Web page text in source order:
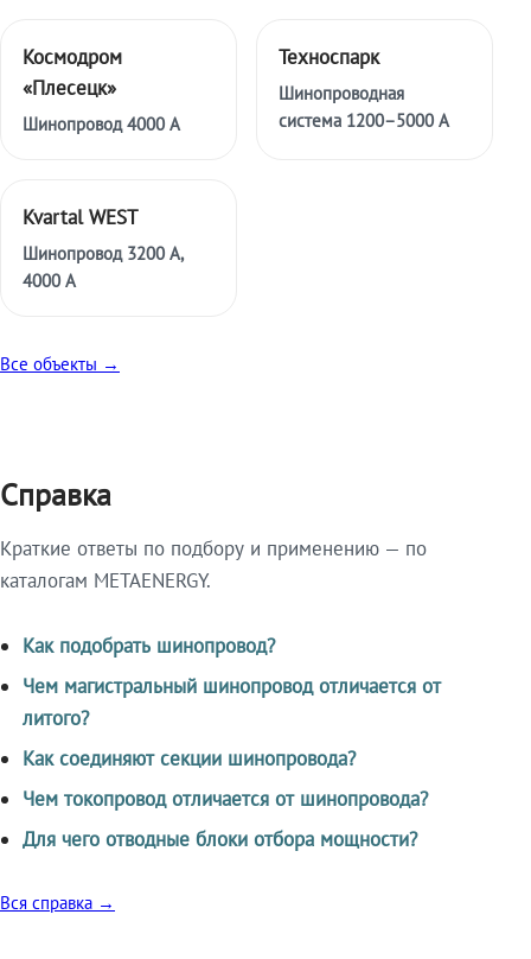
Космодром
«Плесецк»
Шинопровод 4000 А
Техноспарк
Шинопроводная
система 1200–5000 А
Kvartal WEST
Шинопровод 3200 А,
4000 А
Все объекты →
Справка
Краткие ответы по подбору и применению — по
каталогам METAENERGY.
Как подобрать шинопровод?
Чем магистральный шинопровод отличается от
литого?
Как соединяют секции шинопровода?
Чем токопровод отличается от шинопровода?
Для чего отводные блоки отбора мощности?
Вся справка →